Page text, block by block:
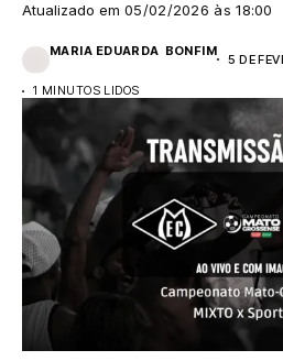
Atualizado em 05/02/2026 às 18:00
MARIA EDUARDA BONFIM
5 DE
1 MINUTOS LIDOS